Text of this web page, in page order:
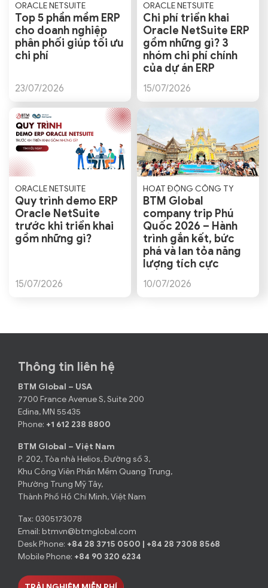
ORACLE NETSUITE
Top 5 phần mềm ERP
cho doanh nghiệp
phân phối giúp tối ưu
chi phí
23/07/2026
ORACLE NETSUITE
Chi phí triển khai
Oracle NetSuite ERP
gồm những gì? 3
nhóm chi phí chính
của dự án ERP
15/07/2026
ORACLE NETSUITE
Quy trình demo ERP
Oracle NetSuite
trước khi triển khai
gồm những gì?
15/07/2026
HOẠT ĐỘNG CÔNG TY
BTM Global
company trip Phú
Quốc 2026 – Hành
trình gắn kết, bức
phá và lan tỏa năng
lượng tích cực
10/07/2026
Thông tin liên hệ
BTM Global – USA
7700 France Avenue S, Suite 200
Edina, MN 55435
Phone: +1 612 238 8800
BTM Global – Việt Nam
P. 202, Tòa nhà Helios, Đường số 3,
Khu Công Viên Phần Mềm Quang Trung,
Phường Trung Mỹ Tây,
Thành Phố Hồ Chí Minh, Việt Nam
Tax: 0305173078
Email: btmvn@btmglobal.com
Desk Phone: +84 28 3715 0500 | +84 28 7308 8568
Mobile Phone: +84 90 320 6234